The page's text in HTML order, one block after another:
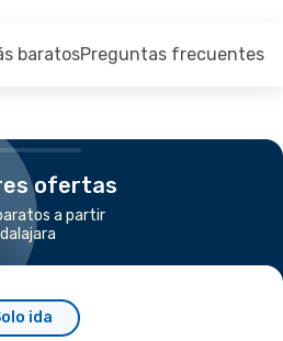
baratosPreguntas frecuentes
ofertas
a partir
ida